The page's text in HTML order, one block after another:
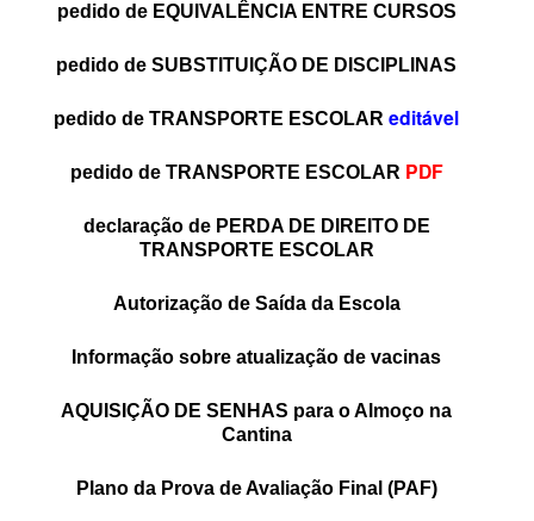
pedido de EQUIVALÊNCIA ENTRE CURSOS
pedido de SUBSTITUIÇÃO DE DISCIPLINAS
pedido de TRANSPORTE ESCOLAR editável
pedido de TRANSPORTE ESCOLAR PDF
declaração de PERDA DE DIREITO DE
TRANSPORTE ESCOLAR
Autorização de Saída da Escola
Informação sobre atualização de vacinas
AQUISIÇÃO DE SENHAS para o Almoço na
Cantina
Plano da Prova de Avaliação Final (PAF)